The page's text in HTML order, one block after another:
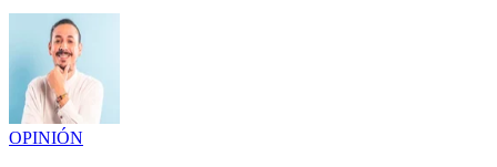
OPINIÓN